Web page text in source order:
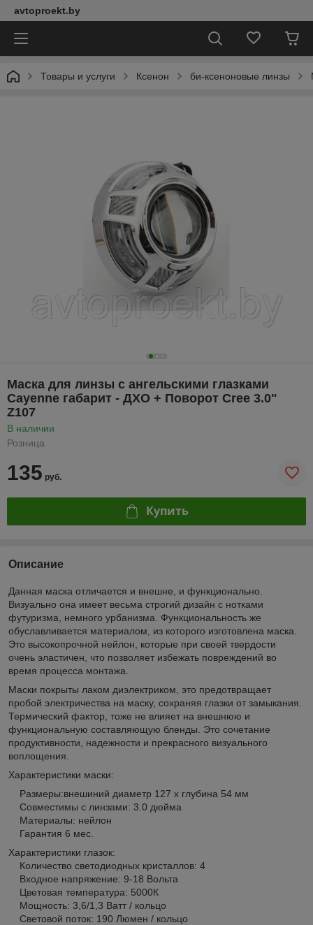
avtoproekt.by
Товары и услуги Ксенон би-ксеноновые линзы
Маска для линзы c ангельскими глазками
Cayenne габарит - ДХО + Поворот Cree 3.0"
Z107
В наличии
Розница
135 руб.
Купить
Описание
Данная маска отличается и внешне, и функционально.
Визуально она имеет весьма строгий дизайн с нотками
футуризма, немного урбанизма. Функциональность же
обуславливается материалом, из которого изготовлена маска.
Это высокопрочной нейлон, которые при своей твердости
очень эластичен, что позволяет избежать повреждений во
время процесса монтажа.
Маски покрыты лаком диэлектриком, это предотвращает
пробой электричества на маску, сохраняя глазки от замыкания.
Термический фактор, тоже не влияет на внешнюю и
функциональную составляющую бленды. Это сочетание
продуктивности, надежности и прекрасного визуального
воплощения.
Характеристики маски:
Размеры:внешиний диаметр 127 x глубина 54 мм
Совместимы с линзами: 3.0 дюйма
Материалы: нейлон
Гарантия 6 мес.
Характеристики глазок:
Количество светодиодных кристаллов: 4
Входное напряжение: 9-18 Вольта
Цветовая температура: 5000К
Мощность: 3,6/1,3 Ватт / кольцо
Световой поток: 190 Люмен / кольцо